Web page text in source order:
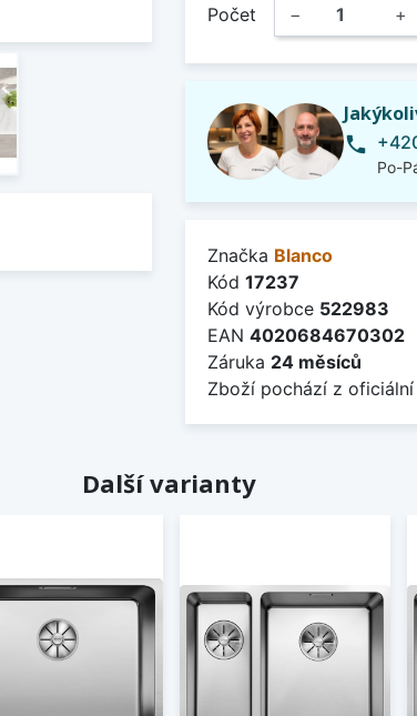
Počet − +
phone
Po-
Značka Blanco
Kód 17237
Kód výrobce 522983
EAN 4020684670302
Záruka 24 měsíců
Zboží pochází z
Další varianty